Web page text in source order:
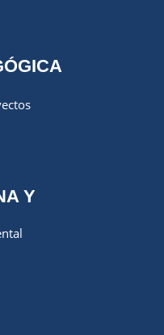
Y